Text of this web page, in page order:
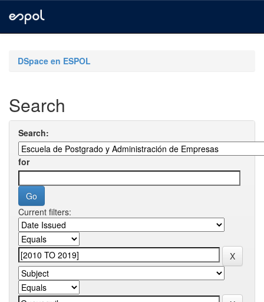
navigationDSpace en ESPOL
Search
Search:
for
Current filters: